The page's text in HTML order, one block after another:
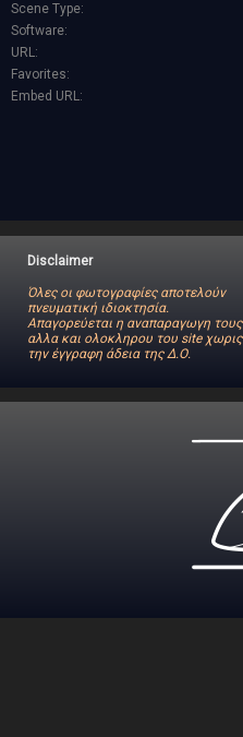
Scene Type:
Software:
URL:
Favorites:
Embed URL:
Disclaimer
Όλες οι φωτογραφίες αποτελούν
πνευματική ιδιοκτησία.
Απαγορεύεται η αναπαραγωγη τους
αλλα και ολοκληρου του site χωρις
την έγγραφη άδεια της Δ.Ο.